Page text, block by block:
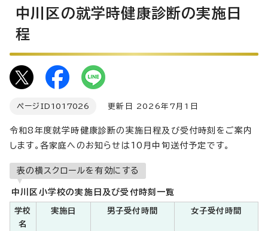
中川区の就学時健康診断の実施日
程
ページID 1017026 更新日 2026年7月1日
令和8年度就学時健康診断の実施日程及び受付時刻をご案内
します。各家庭へのお知らせは10月中旬送付予定です。
表の横スクロールを有効にする
中川区小学校の実施日及び受付時刻一覧
学校
名
実施日 男子受付時間 女子受付時間